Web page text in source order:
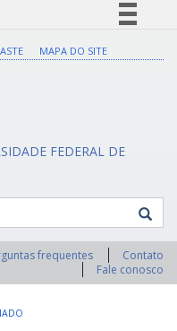
Legislação
MAPA DO SITE
FEDERAL DE
frequentes
Contato
Fale conosco